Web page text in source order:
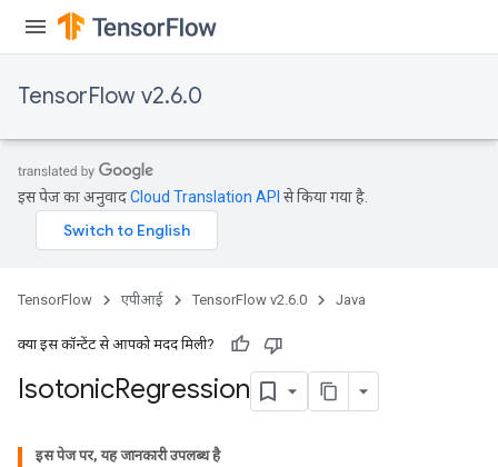
TensorFlow v2.6.0
इस पेज का अनुवादCloud Translation API से किया गया है.
TensorFlow एपीआई TensorFlow v2.6.0 Java
क्या इस कॉन्टेंट से आपको मदद मिली?
IsotonicRegression
इस पेज पर, यह जानकारी उपलब्ध है